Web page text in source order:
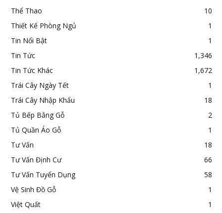
Thể Thao
10
Thiết Kế Phòng Ngủ
1
Tin Nổi Bật
1
Tin Tức
1,346
Tin Tức Khác
1,672
Trái Cây Ngày Tết
1
Trái Cây Nhập Khẩu
18
Tủ Bếp Bằng Gỗ
2
Tủ Quần Áo Gỗ
1
Tư Vấn
18
Tư Vấn Định Cư
66
Tư Vấn Tuyển Dụng
58
Vệ Sinh Đồ Gỗ
1
Việt Quất
1